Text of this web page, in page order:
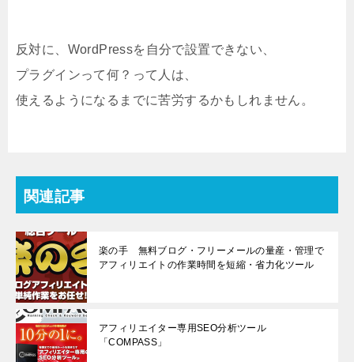
反対に、WordPressを自分で設置できない、
プラグインって何？って人は、
使えるようになるまでに苦労するかもしれません。
関連記事
楽の手 無料ブログ・フリーメールの量産・管理で
アフィリエイトの作業時間を短縮・省力化ツール
アフィリエイター専用SEO分析ツール
「COMPASS」